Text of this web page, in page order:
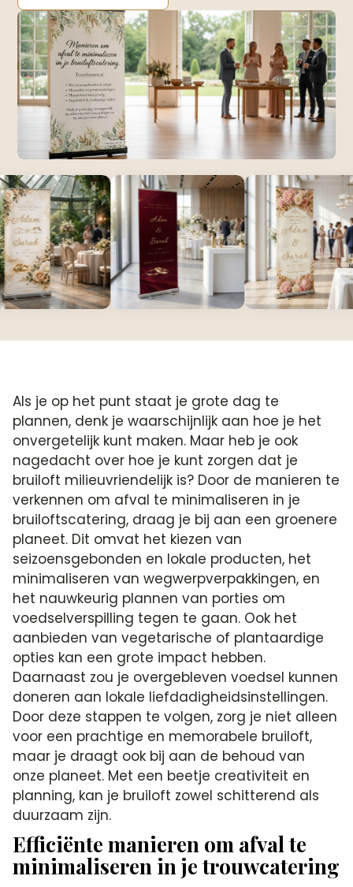
Als je op het punt staat je grote dag te
plannen, denk je waarschijnlijk aan hoe je het
onvergetelijk kunt maken. Maar heb je ook
nagedacht over hoe je kunt zorgen dat je
bruiloft milieuvriendelijk is? Door de manieren te
verkennen om afval te minimaliseren in je
bruiloftscatering, draag je bij aan een groenere
planeet. Dit omvat het kiezen van
seizoensgebonden en lokale producten, het
minimaliseren van wegwerpverpakkingen, en
het nauwkeurig plannen van porties om
voedselverspilling tegen te gaan. Ook het
aanbieden van vegetarische of plantaardige
opties kan een grote impact hebben.
Daarnaast zou je overgebleven voedsel kunnen
doneren aan lokale liefdadigheidsinstellingen.
Door deze stappen te volgen, zorg je niet alleen
voor een prachtige en memorabele bruiloft,
maar je draagt ook bij aan de behoud van
onze planeet. Met een beetje creativiteit en
planning, kan je bruiloft zowel schitterend als
duurzaam zijn.
Efficiënte manieren om afval te
minimaliseren in je trouwcatering